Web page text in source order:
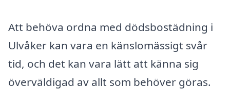
Att behöva ordna med dödsbostädning i
Ulvåker kan vara en känslomässigt svår
tid, och det kan vara lätt att känna sig
överväldigad av allt som behöver göras.